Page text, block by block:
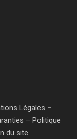
Légales –
– Politique
du site